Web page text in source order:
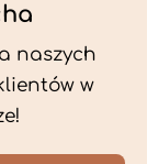
naszych
w